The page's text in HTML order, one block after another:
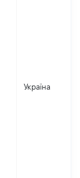
Україна